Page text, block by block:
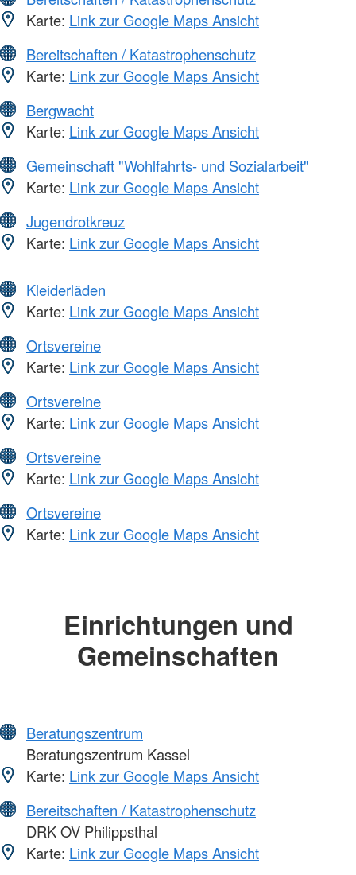
Karte: Link zur Google Maps Ansicht
Bereitschaften / Katastrophenschutz
Karte: Link zur Google Maps Ansicht
Bergwacht
Karte: Link zur Google Maps Ansicht
Gemeinschaft "Wohlfahrts- und Sozialarbeit"
Karte: Link zur Google Maps Ansicht
Jugendrotkreuz
Karte: Link zur Google Maps Ansicht
Kleiderläden
Karte: Link zur Google Maps Ansicht
Ortsvereine
Karte: Link zur Google Maps Ansicht
Ortsvereine
Karte: Link zur Google Maps Ansicht
Ortsvereine
Karte: Link zur Google Maps Ansicht
Ortsvereine
Karte: Link zur Google Maps Ansicht
Einrichtungen und
Gemeinschaften
Beratungszentrum
Beratungszentrum Kassel
Karte: Link zur Google Maps Ansicht
Bereitschaften / Katastrophenschutz
DRK OV Philippsthal
Karte: Link zur Google Maps Ansicht